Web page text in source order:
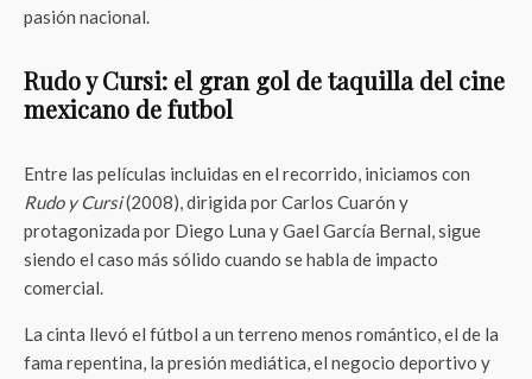
pasión nacional.
Rudo y Cursi: el gran gol de taquilla del cine
mexicano de futbol
Entre las películas incluidas en el recorrido, iniciamos con
Rudo y Cursi(2008), dirigida por Carlos Cuarón y
protagonizada por Diego Luna y Gael García Bernal, sigue
siendo el caso más sólido cuando se habla de impacto
comercial.
La cinta llevó el fútbol a un terreno menos romántico, el de la
fama repentina, la presión mediática, el negocio deportivo y